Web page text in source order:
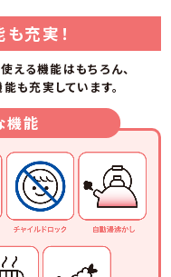
充実！
える機能はもちろん、
も充実しています。
機能